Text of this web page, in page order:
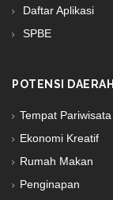
Daftar Aplikasi
SPBE
POTENSI DAERAH
Tempat Pariwisata
Ekonomi Kreatif
Rumah Makan
Penginapan